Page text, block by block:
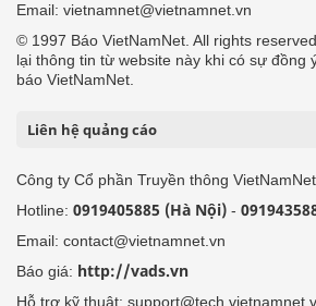
Email: vietnamnet@vietnamnet.vn
© 1997 Báo VietNamNet. All rights
lại thông tin từ website này khi có sự đồng
báo VietNamNet.
Liên hệ quảng cáo
Công ty Cổ phần Truyền thông VietNamNet
Hotline: 0919405885 (Hà Nội) -
Email: contact@vietnamnet.vn
Báo giá: http://vads.vn
Hỗ trợ kỹ thuật: